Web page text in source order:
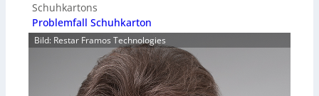
Schuhkartons
Problemfall Schuhkarton
Bild: Restar Framos Technologies